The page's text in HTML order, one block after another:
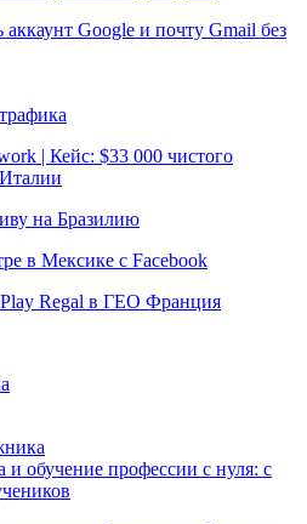
аккаунт Google и почту Gmail без
| Кейс: $33 000 чистого
на Бразилию
в Мексике с Facebook
Regal в ГЕО Франция
и обучение профессии с нуля: с